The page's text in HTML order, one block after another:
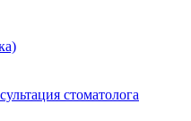
стоматолога